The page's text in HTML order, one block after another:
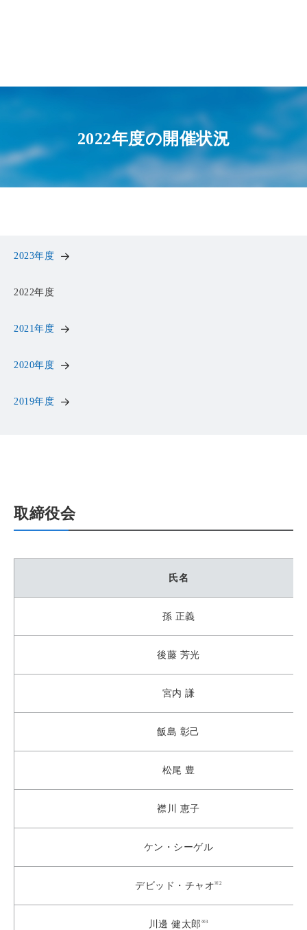
2022年度の開催状況
2023年度
2022年度
2021年度
2020年度
2019年度
取締役会
氏名
孫 正義
後藤 芳光
宮内 謙
飯島 彰己
松尾 豊
襟川 恵子
ケン・シーゲル
デビッド・チャオ※2
川邊 健太郎 ※3